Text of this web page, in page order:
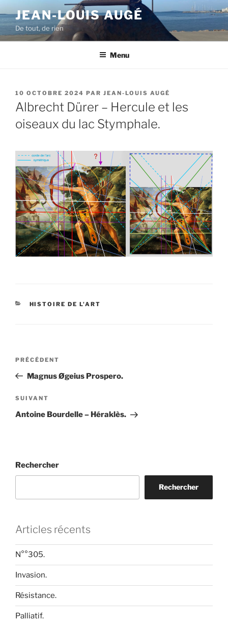
au
contenu
principal
JEAN-LOUIS AUGÉ
De tout, de rien
Menu
PUBLIÉ
LE
10 OCTOBRE 2024 PAR JEAN-LOUIS AUGÉ
Albrecht Dürer – Hercule et les
oiseaux du lac Stymphale.
CATÉGORIES
HISTOIRE DE L'ART
Navigation
l’article
Article
précédent
PRÉCÉDENT
Magnus Øgeius Prospero.
Article
suivant
SUIVANT
Antoine Bourdelle – Héraklès.
Rechercher
Rechercher
Articles récents
N°°305.
Invasion.
Résistance.
Palliatif.